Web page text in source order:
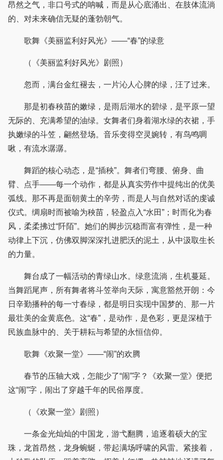
昂然之气，非口号式的呐喊，而是从心底涌出、在肢体流淌
的、对未来确信无疑的蓬勃朝气。
歌舞《美丽监利好风光》——“春”的绿意
（《美丽监利好风光》剧照）
忽而，满台金红褪去，一片沁人心脾的绿，汪了过来。
那是初春秧苗的嫩绿，是雨后湖水的碧绿，是平原一望
无际的、充满希望的油绿。女舞者们身着湖水绿的衣裙，手
执嫩绿的斗笠，翩然登场。音乐变得空灵婉转，有鸟鸣啁
啾，有流水潺潺。
舞蹈的核心动态，是“插秧”。舞者们弯腰、俯身、曲
臂、点手——每一个动作，都是从真实劳作中提纯出的优美
弧线。那不再是面朝黄土的辛劳，而是人与自然对话的虔诚
仪式。绸扇时而被喻为秧苗，轻盈点入“水田”；时而化为春
风，柔柔拂过“阡陌”。她们的脚步沉稳而富有弹性，是一种
动律上下沉，仿佛双脚深深扎进肥沃的泥土，从中汲取生长
的力量。
舞台成了一幅活动的青绿山水。绿意流淌，生机蔓延。
当舞蹈尾声，所有舞者将斗笠举向天际，寓意豁然开朗：今
日辛勤播种的每一寸春绿，都是明日实现中国梦的、那一片
最壮美的金黄底色。这“春”，是动作，是色彩，更是深植于
民族血脉中的、关于耕耘与希望的永恒信仰。
歌舞《欢聚一堂》——“闹”的欢腾
春节的压轴大戏，怎能少了“闹”字？《欢聚一堂》便把
这“闹”字，闹出了穿越千年的民俗厚度。
（《欢聚一堂》剧照）
一条金光灿灿的中国龙，游弋翻腾，追逐着硕大的宝
珠，龙首昂然，龙身蜿蜒，带起满场呼啸的风雷。紧接着，